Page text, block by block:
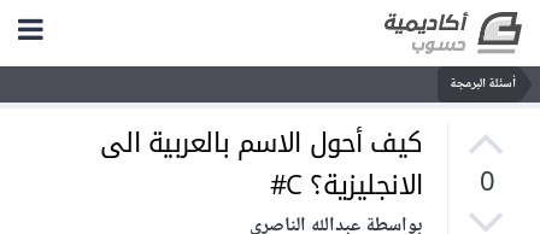
أسئلة البرمجة
0
كيف أحول الاسم بالعربية الى
الانجليزية؟ C#
بواسطة عبدالله الناصري